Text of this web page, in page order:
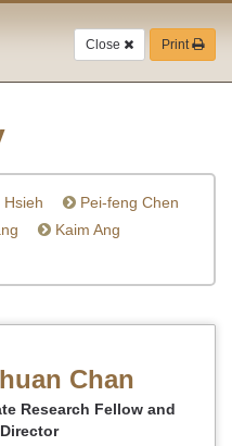
Close Print
Hsieh
Pei-feng Chen
Kaim Ang
Chan
Research Fellow and